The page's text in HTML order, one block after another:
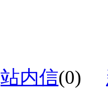
站内信(0)